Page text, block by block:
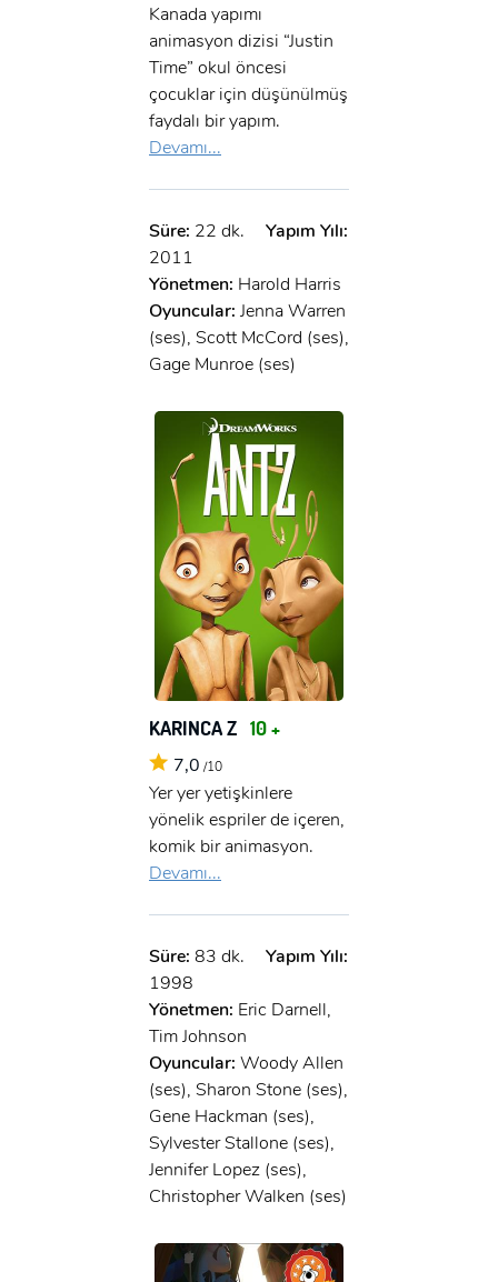
Kanada yapımı
animasyon dizisi “Justin
Time” okul öncesi
çocuklar için düşünülmüş
faydalı bir yapım.
Devamı...
Süre: 22 dk.
Yapım Yılı:
2011
Yönetmen: Harold Harris
Oyuncular: Jenna Warren
(ses), Scott McCord (ses),
Gage Munroe (ses)
KARINCA Z 10 +
7,0 /10
Yer yer yetişkinlere
yönelik espriler de içeren,
komik bir animasyon.
Devamı...
Süre: 83 dk.
Yapım Yılı:
1998
Yönetmen: Eric Darnell,
Tim Johnson
Oyuncular: Woody Allen
(ses), Sharon Stone (ses),
Gene Hackman (ses),
Sylvester Stallone (ses),
Jennifer Lopez (ses),
Christopher Walken (ses)